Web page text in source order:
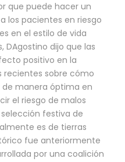
que puede hacer un
los pacientes en riesgo
en el estilo de vida
DAgostino dijo que las
positivo en la
recientes sobre cómo
de manera óptima en
el riesgo de malos
festiva de
es de tierras
fue anteriormente
por una coalición